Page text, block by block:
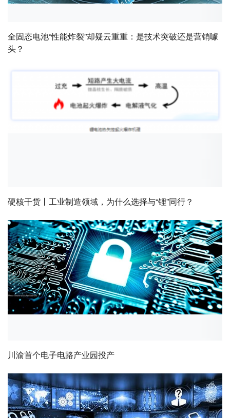
全固态电池“性能炸裂”却疑云重重：是技术突破还是营销噱
头？
硬核干货丨工业制造领域，为什么选择与“锂”同行？
川渝首个电子电路产业园投产